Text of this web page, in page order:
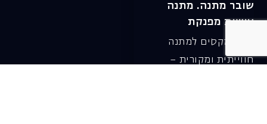
שובר מתנה. מתנה
אישית מפנקת
רעיון מקסים למתנה
חווייתית ומקורית –